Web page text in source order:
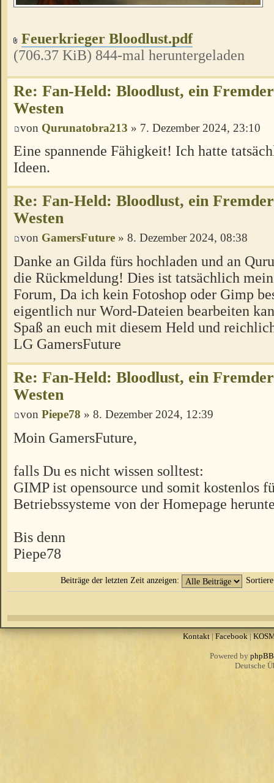
Feuerkrieger Bloodlust.pdf
(706.37 KiB) 844-mal heruntergeladen
Re: Fan-Held: Bloodlust, ein
Westen
von Qurunatobra213 » 7. Dezember 2024, 23:10
Eine spannende Fähigkeit! Ich hatte
Ideen.
Re: Fan-Held: Bloodlust, ein
Westen
von GamersFuture » 8. Dezember 2024, 08:38
Danke an Gilda fürs hochladen und an
die Rückmeldung! Dies ist tatsächlich
Forum, Da ich kein Fotoshop oder Gimp
eigentlich nur Word-Dateien bearbeiten
Spaß an euch mit diesem Held und
LG GamersFuture
Re: Fan-Held: Bloodlust, ein
Westen
von Piepe78 » 8. Dezember 2024, 12:39
Moin GamersFuture,
falls Du es nicht wissen solltest:
GIMP ist opensource und somit kostenlos
Betriebssysteme von der Homepage
Bis denn
Piepe78
Beiträge der letzten Zeit anzeigen:
Kontakt| Facebook|
Powered by phpBB
Deutsche